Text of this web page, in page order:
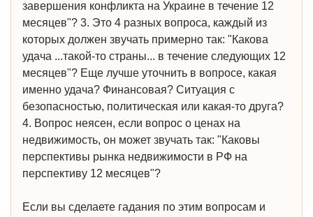
завершения конфликта на Украине в течение 12
месяцев"? 3. Это 4 разных вопроса, каждый из
которых должен звучать примерно так: "Какова
удача ...такой-то страны... в течение следующих 12
месяцев"? Еще лучше уточнить в вопросе, какая
именно удача? Финансовая? Ситуация с
безопасностью, политическая или какая-то друга?
4. Вопрос неясен, если вопрос о ценах на
недвижимость, он может звучать так: "Каковы
перспективы рынка недвижимости в РФ на
перспективу 12 месяцев"?
Если вы сделаете гадания по этим вопросам и